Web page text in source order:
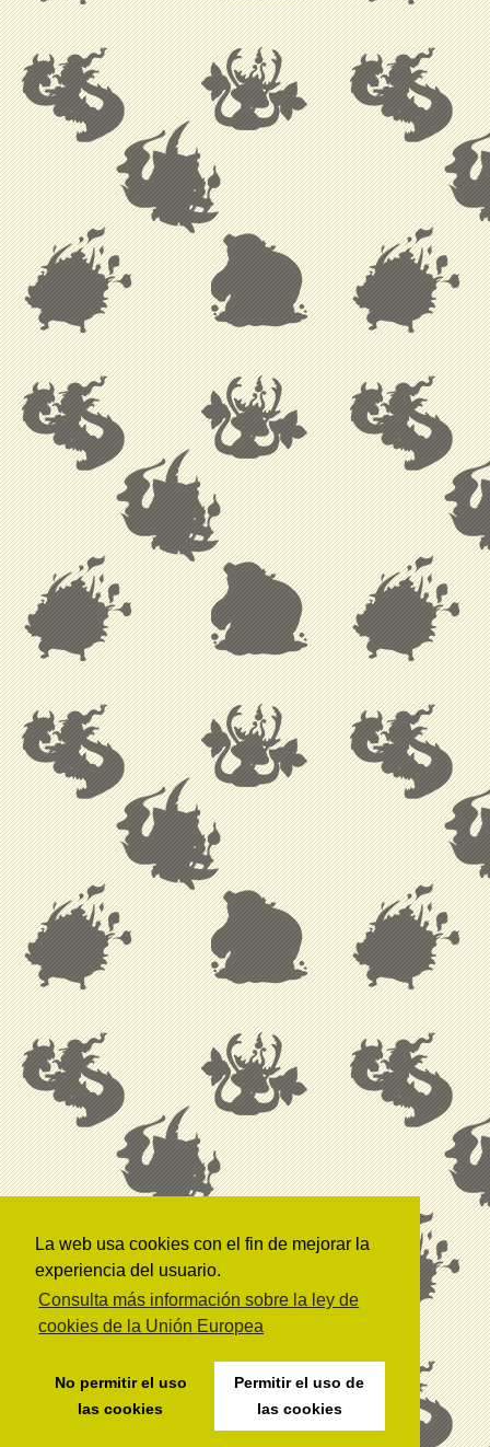
La web usa cookies con el fin de mejorar la
experiencia del usuario.
Consulta más información sobre la ley de
cookies de la Unión Europea
No permitir el uso
las cookies
Permitir el uso de
las cookies